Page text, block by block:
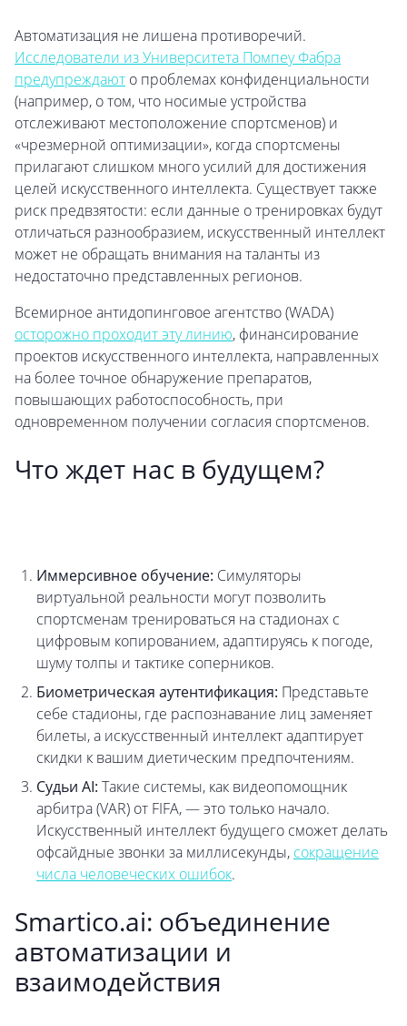
Автоматизация не лишена противоречий.
Исследователи из Университета Помпеу Фабра
предупреждают о проблемах конфиденциальности
(например, о том, что носимые устройства
отслеживают местоположение спортсменов) и
«чрезмерной оптимизации», когда спортсмены
прилагают слишком много усилий для достижения
целей искусственного интеллекта. Существует также
риск предвзятости: если данные о тренировках будут
отличаться разнообразием, искусственный интеллект
может не обращать внимания на таланты из
недостаточно представленных регионов.
Всемирное антидопинговое агентство (WADA)
осторожно проходит эту линию, финансирование
проектов искусственного интеллекта, направленных
на более точное обнаружение препаратов,
повышающих работоспособность, при
одновременном получении согласия спортсменов.
Что ждет нас в будущем?
Иммерсивное обучение: Симуляторы
виртуальной реальности могут позволить
спортсменам тренироваться на стадионах с
цифровым копированием, адаптируясь к погоде,
шуму толпы и тактике соперников.
Биометрическая аутентификация: Представьте
себе стадионы, где распознавание лиц заменяет
билеты, а искусственный интеллект адаптирует
скидки к вашим диетическим предпочтениям.
Судьи AI: Такие системы, как видеопомощник
арбитра (VAR) от FIFA, — это только начало.
Искусственный интеллект будущего сможет делать
офсайдные звонки за миллисекунды, сокращение
числа человеческих ошибок.
Smartico.ai: объединение
автоматизации и
взаимодействия